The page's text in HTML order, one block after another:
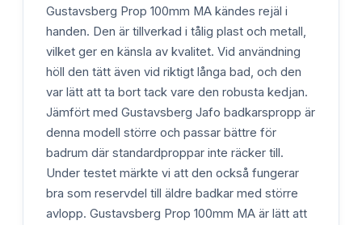
Gustavsberg Prop 100mm MA kändes rejäl i
handen. Den är tillverkad i tålig plast och metall,
vilket ger en känsla av kvalitet. Vid användning
höll den tätt även vid riktigt långa bad, och den
var lätt att ta bort tack vare den robusta kedjan.
Jämfört med Gustavsberg Jafo badkarspropp är
denna modell större och passar bättre för
badrum där standardproppar inte räcker till.
Under testet märkte vi att den också fungerar
bra som reservdel till äldre badkar med större
avlopp. Gustavsberg Prop 100mm MA är lätt att